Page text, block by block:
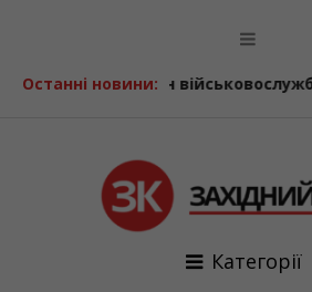
Останні новини:із Делятинської
Категорії